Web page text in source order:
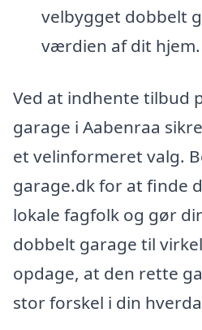
velbygget dobbelt
værdien af dit hjem.
Ved at indhente tilbud
garage i Aabenraa
et velinformeret valg.
garage.dk for at finde
lokale fagfolk og gør
dobbelt garage til
opdage, at den rette
stor forskel i din